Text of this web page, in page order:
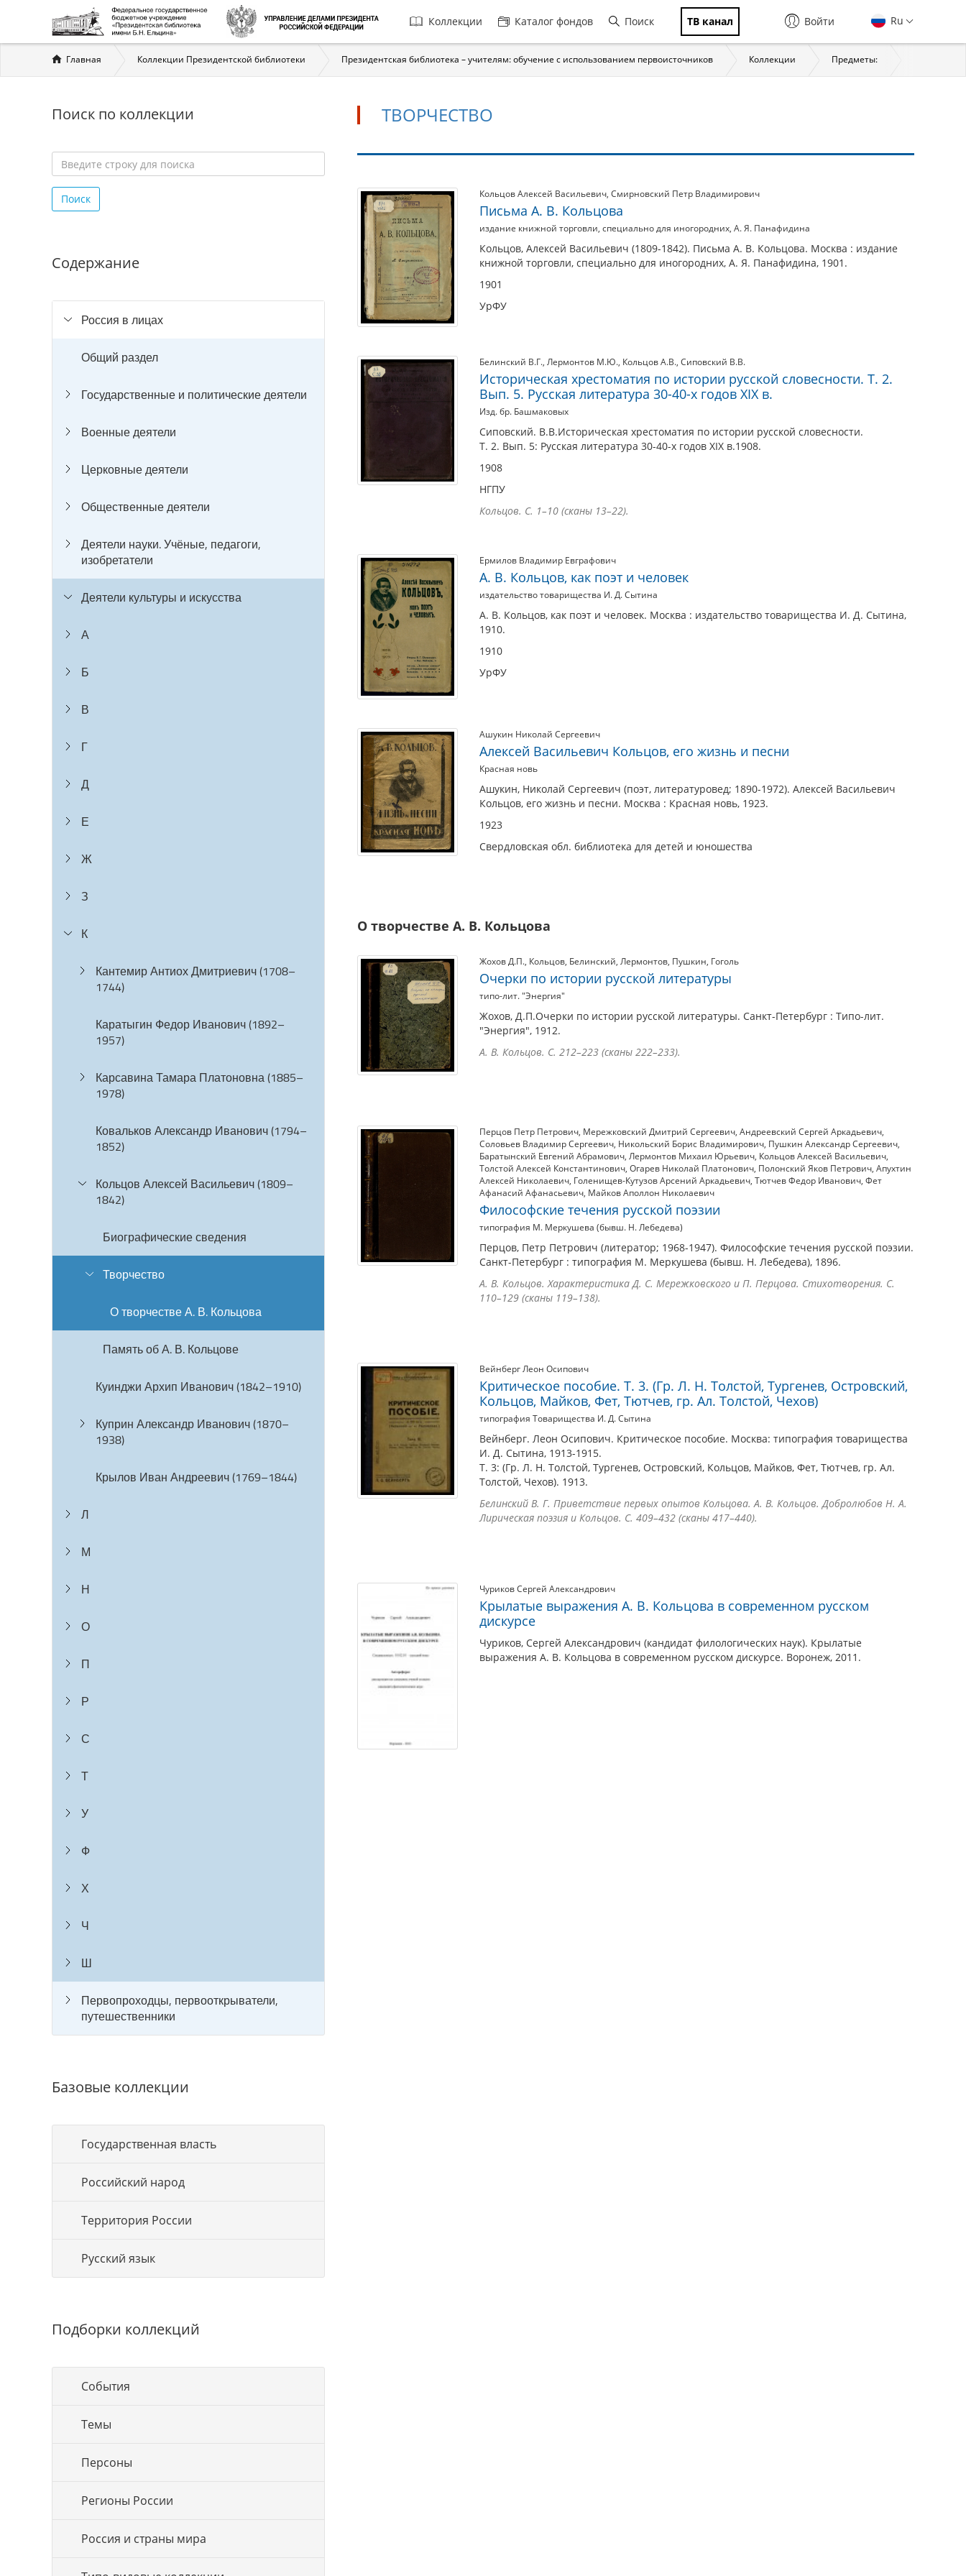
Главная
навигация
Коллекции Каталог фондов Поиск ТВ канал Ru
Войти
Вы
здесь
Главная Коллекции Президентской библиотеки Президентская библиотека – учителям: обучение с использованием первоисточников Коллекции Предметы:
Поиск по коллекции
строку
для
Поиск
Содержание
Россия в лицах
Общий раздел
Государственные и политические деятели
Военные деятели
Церковные деятели
Общественные деятели
Деятели науки. Учёные, педагоги,
изобретатели
Деятели культуры и искусства
А
Б
В
Г
Д
Е
Ж
З
К
Кантемир Антиох Дмитриевич (1708–
1744)
Каратыгин Федор Иванович (1892–
1957)
Карсавина Тамара Платоновна (1885–
1978)
Ковальков Александр Иванович (1794–
1852)
Кольцов Алексей Васильевич (1809–
1842)
Биографические сведения
Творчество
О творчестве А. В. Кольцова
Память об А. В. Кольцове
Куинджи Архип Иванович (1842–1910)
Куприн Александр Иванович (1870–
1938)
Крылов Иван Андреевич (1769–1844)
Л
М
Н
О
П
Р
С
Т
У
Ф
Х
Ч
Ш
Первопроходцы, первооткрыватели,
путешественники
Базовые коллекции
Государственная власть
Российский народ
Территория России
Русский язык
Подборки коллекций
События
Темы
Персоны
Регионы России
Россия и страны мира
ТВОРЧЕСТВО
Творчество Кольцов Алексей Васильевич, Смирновский Петр Владимирович
Письма А. В. Кольцова
издание книжной торговли, специально для иногородних, А. Я. Панафидина
Кольцов, Алексей Васильевич (1809-1842). Письма А. В. Кольцова. Москва : издание
книжной торговли, специально для иногородних, А. Я. Панафидина, 1901.
1901
УрФУ
Белинский В.Г., Лермонтов М.Ю., Кольцов А.В., Сиповский В.В.
Историческая хрестоматия по истории русской словесности. Т. 2.
Вып. 5. Русская литература 30-40-х годов XIX в.
Изд. бр. Башмаковых
Сиповский. В.В.Историческая хрестоматия по истории русской словесности.
Т. 2. Вып. 5: Русская литература 30-40-х годов XIX в.1908.
1908
НГПУ
Кольцов. С. 1–10 (сканы 13–22).
Ермилов Владимир Евграфович
А. В. Кольцов, как поэт и человек
издательство товарищества И. Д. Сытина
А. В. Кольцов, как поэт и человек. Москва : издательство товарищества И. Д. Сытина,
1910.
1910
УрФУ
Ашукин Николай Сергеевич
Алексей Васильевич Кольцов, его жизнь и песни
Красная новь
Ашукин, Николай Сергеевич (поэт, литературовед; 1890-1972). Алексей Васильевич
Кольцов, его жизнь и песни. Москва : Красная новь, 1923.
1923
Свердловская обл. библиотека для детей и юношества
О творчестве А. В. Кольцова
Жохов Д.П., Кольцов, Белинский, Лермонтов, Пушкин, Гоголь
Очерки по истории русской литературы
типо-лит. "Энергия"
Жохов, Д.П.Очерки по истории русской литературы. Санкт-Петербург : Типо-лит.
"Энергия", 1912.
А. В. Кольцов. С. 212–223 (сканы 222–233).
Перцов Петр Петрович, Мережковский Дмитрий Сергеевич, Андреевский Сергей Аркадьевич,
Соловьев Владимир Сергеевич, Никольский Борис Владимирович, Пушкин Александр Сергеевич,
Баратынский Евгений Абрамович, Лермонтов Михаил Юрьевич, Кольцов Алексей Васильевич,
Толстой Алексей Константинович, Огарев Николай Платонович, Полонский Яков Петрович, Апухтин
Алексей Николаевич, Голенищев-Кутузов Арсений Аркадьевич, Тютчев Федор Иванович, Фет
Афанасий Афанасьевич, Майков Аполлон Николаевич
Философские течения русской поэзии
типография М. Меркушева (бывш. Н. Лебедева)
Перцов, Петр Петрович (литератор; 1968-1947). Философские течения русской поэзии.
Санкт-Петербург : типография М. Меркушева (бывш. Н. Лебедева), 1896.
А. В. Кольцов. Характеристика Д. С. Мережковского и П. Перцова. Стихотворения. С.
110–129 (сканы 119–138).
Вейнберг Леон Осипович
Критическое пособие. Т. 3. (Гр. Л. Н. Толстой, Тургенев, Островский,
Кольцов, Майков, Фет, Тютчев, гр. Ал. Толстой, Чехов)
типография Товарищества И. Д. Сытина
Вейнберг. Леон Осипович. Критическое пособие. Москва: типография товарищества
И. Д. Сытина, 1913-1915.
Т. 3: (Гр. Л. Н. Толстой, Тургенев, Островский, Кольцов, Майков, Фет, Тютчев, гр. Ал.
Толстой, Чехов). 1913.
Белинский В. Г. Приветствие первых опытов Кольцова. А. В. Кольцов. Добролюбов Н. А.
Лирическая поэзия и Кольцов. С. 409–432 (сканы 417–440).
Чуриков Сергей Александрович
Крылатые выражения А. В. Кольцова в современном русском
дискурсе
Чуриков, Сергей Александрович (кандидат филологических наук). Крылатые
выражения А. В. Кольцова в современном русском дискурсе. Воронеж, 2011.